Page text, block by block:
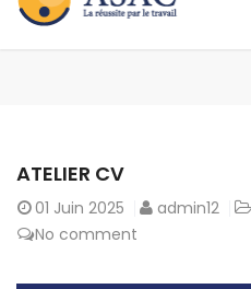
ATELIER CV
01 Juin 2025 admin12
No comment